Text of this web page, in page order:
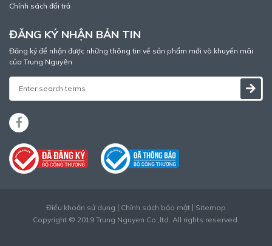
Chính sách đổi trả
ĐĂNG KÝ NHẬN BẢN TIN
Đăng ký để nhận được những thông tin về sản phẩm mới và khuyến mãi
của Trung Nguyên
Điều khoản sử dụng Chính sách bảo mật
Sitemap
Copyright © 2019 Trung Nguyen Co.,ltd. All rights reserved.